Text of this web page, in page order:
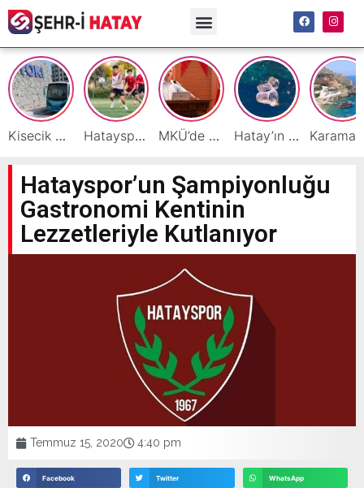
Kisecik TOKİ’lere Toplu Ulaşım Hizmeti Başladı Hatayspor’daki büyük kriz gençler için büyük bir fırsat MKÜ’de BAP ve TÜBİTAK 1001 Projeleri Masaya Yatırıldı Hatay’ın Deniz ve Sahillerini Kirleten Tesislere Ceza Yağdı!
Hatayspor’un Şampiyonluğu
Gastronomi Kentinin
Lezzetleriyle Kutlanıyor
Temmuz 15, 2020 4:40 pm
Facebook Twitter WhatsApp